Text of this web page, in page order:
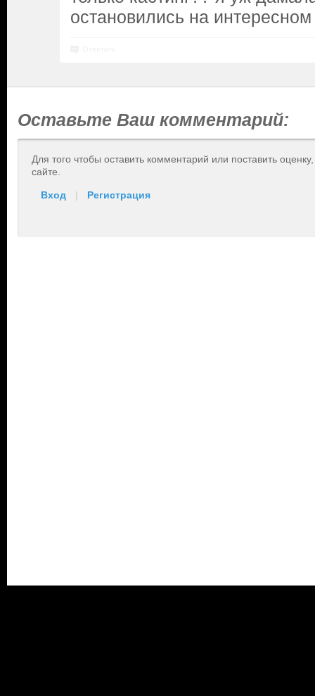
остановились на
Оставьте Ваш комментарий:
Для того чтобы оставить комментарий или поставить
сайте.
Вход | Регистрация